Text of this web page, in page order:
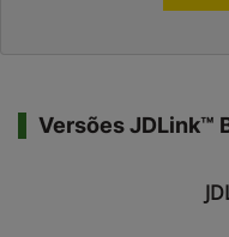
Versões JDLink™